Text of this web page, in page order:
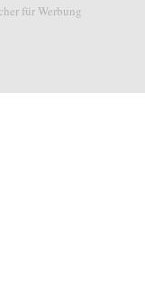
für Werbung